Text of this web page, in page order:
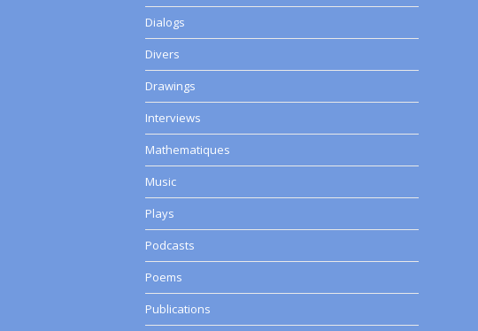
Dialogs
Divers
Drawings
Interviews
Mathematiques
Music
Plays
Podcasts
Poems
Publications